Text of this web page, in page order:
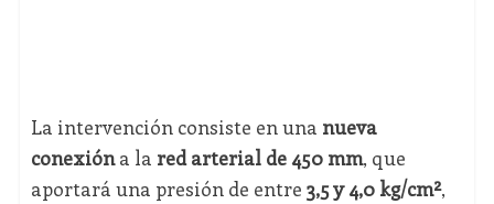
La intervención consiste en una nueva
conexióna la red arterial de 450 mm, que
aportará una presión de entre 3,5 y 4,0 kg/cm²,